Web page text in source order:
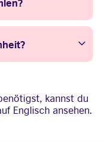
kannst du
Englisch ansehen.